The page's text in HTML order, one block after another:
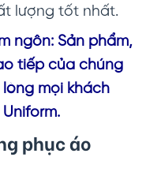
lượng tốt nhất.
ngôn: Sản phẩm,
tiếp của chúng
mọi khách
phục áo